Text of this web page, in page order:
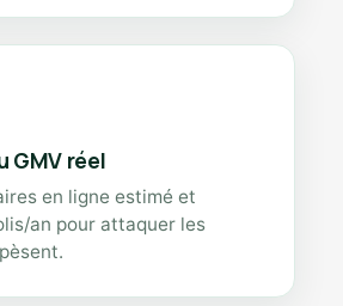
GMV réel
en ligne estimé et
an pour attaquer les